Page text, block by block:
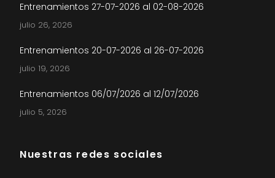
Entrenamientos 27-07-2026 al 02-08-2026
julio 26, 2026
Entrenamientos 20-07-2026 al 26-07-2026
julio 19, 2026
Entrenamientos 06/07/2026 al 12/07/2026
julio 5, 2026
Nuestras redes sociales